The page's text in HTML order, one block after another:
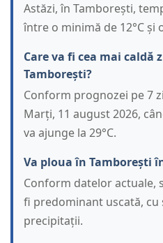
Astăzi, în Tamborești,
între o minimă de 12°C și
Care va fi cea mai caldă
Tamborești?
Conform prognozei pe 7
Marți, 11 august 2026,
va ajunge la 29°C.
Va ploua în Tamborești
Conform datelor actuale,
fi predominant uscată, cu
precipitații.